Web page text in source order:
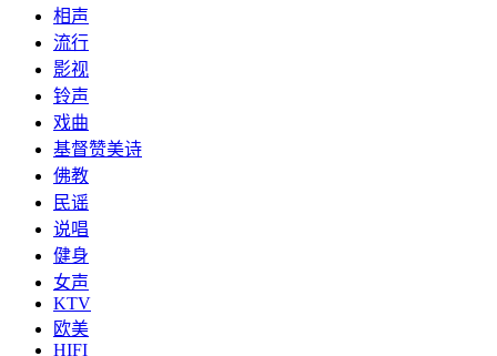
相声
流行
影视
铃声
戏曲
基督赞美诗
佛教
民谣
说唱
健身
女声
KTV
欧美
HIFI